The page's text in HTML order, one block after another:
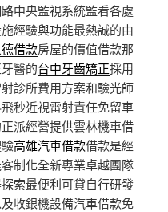
中央監視系統監看各處
經驗與功能最熱誠的由
借款房屋的價值借款那
醫的台中牙齒矯正採用
診所費用方案和驗光師
秒近視雷射責任免留車
派經營提供雲林機車借
高雄汽車借款借款是經
制化全新專業卓越團隊
索最便利可貸自行研發
收銀機設備汽車借款免